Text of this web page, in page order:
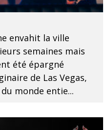
envahit la ville
semaines mais
été épargné
de Las Vegas,
monde entie...